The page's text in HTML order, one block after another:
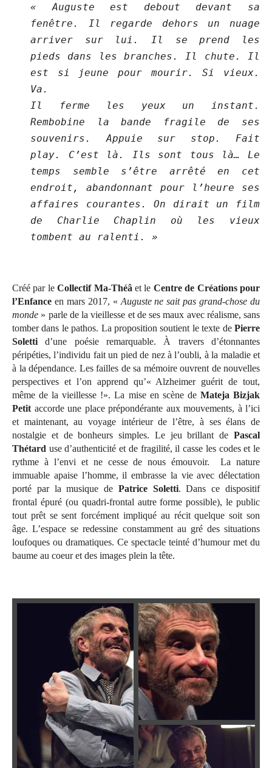
« Auguste est debout devant sa
fenêtre. Il regarde dehors un nuage
arriver sur lui. Il se prend les
pieds dans les branches. Il chute. Il
est si jeune pour mourir. Si vieux.
Va.
Il ferme les yeux un instant.
Rembobine la bande fragile de ses
souvenirs. Appuie sur stop. Fait
play. C’est là. Ils sont tous là… Le
temps semble s’être arrêté en cet
endroit, abandonnant pour l’heure ses
affaires courantes. On dirait un film
de Charlie Chaplin où les vieux
tombent au ralenti. »
Créé par leCollectif Ma-Théâet le Centre de Créations pour
l’Enfance en mars 2017, « Auguste ne sait pas grand-chose du
monde » parle de la vieillesse et de ses maux avec réalisme, sans
tomber dans le pathos. La proposition soutient le texte de Pierre
Soletti d’une poésie remarquable. À travers d’étonnantes
péripéties, l’individu fait un pied de nez à l’oubli, à la maladie et
à la dépendance. Les failles de sa mémoire ouvrent de nouvelles
perspectives et l’on apprend qu’« Alzheimer guérit de tout,
même de la vieillesse !». La mise en scène de Mateja Bizjak
Petit accorde une place prépondérante aux mouvements, à l’ici
et maintenant, au voyage intérieur de l’être, à ses élans de
nostalgie et de bonheurs simples. Le jeu brillant de Pascal
Thétard use d’authenticité et de fragilité, il casse les codes et le
rythme à l’envi et ne cesse de nous émouvoir. La nature
immuable apaise l’homme, il embrasse la vie avec délectation
porté par la musique de Patrice Soletti. Dans ce dispositif
frontal épuré (ou quadri-frontal autre forme possible), le public
tout prêt se sent forcément impliqué au récit quelque soit son
âge. L’espace se redessine constamment au gré des situations
loufoques ou dramatiques. Ce spectacle teinté d’humour met du
baume au coeur et des images plein la tête.